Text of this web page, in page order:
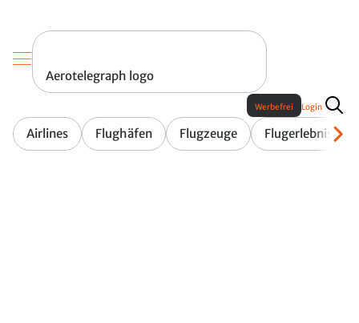
Aerotelegraph logo
Airlines Flughäfen Flugzeuge Flugerlebnis
Werbefrei Login